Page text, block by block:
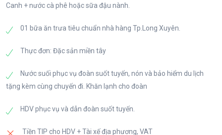
đa dạng. Tuy nhiên, chùa thường đông đúc nhất vào
thường có thói quen đi lễ chùa đầu năm để lấy may.
Lăng Thoại Ngọc Hầu: Người có công khai phá
miền nam. Lăng Thoại Ngọc Hầu còn gọi là Sơn
Lăng, trước thuộc xã Vĩnh Tế, nay thuộc phường Núi
Canh + nước cà phê hoặc sữa đậu nành.
01 bữa ăn trưa tiêu chuẩn nhà hàng Tp.Long Xuyên.
Thực đơn: Đặc sản miền tây
Nước suối phục vụ đoàn suốt tuyến, nón và bảo hiểm du lịch
tặng kèm cùng chuyến đi. Khăn lạnh cho đoàn
HDV phục vụ và dẫn đoàn suốt tuyến.
Tiền TIP cho HDV + Tài xế địa phương, VAT